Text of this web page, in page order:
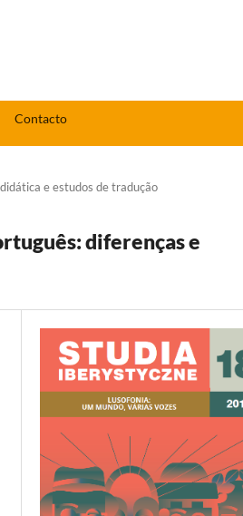
Contacto
e estudos de tradução
diferenças e